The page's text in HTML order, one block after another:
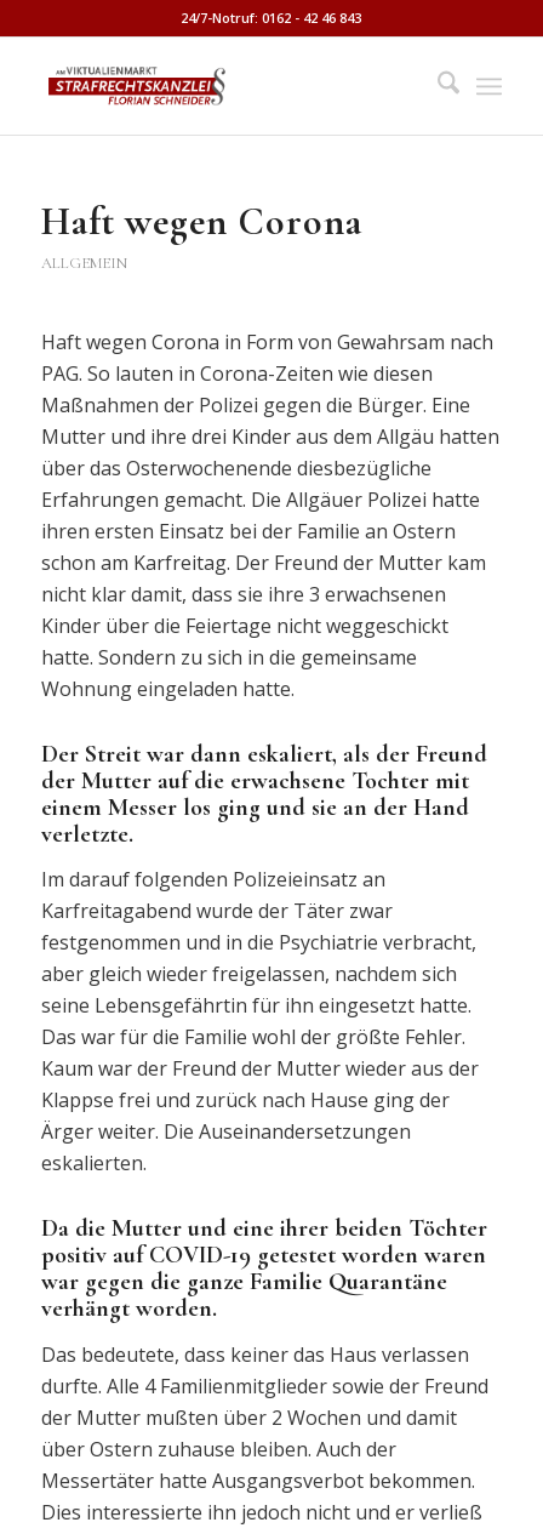
24/7-Notruf: 0162 - 42 46 843
Haft wegen Corona
ALLGEMEIN
Haft wegen Corona in Form von Gewahrsam nach
PAG. So lauten in Corona-Zeiten wie diesen
Maßnahmen der Polizei gegen die Bürger. Eine
Mutter und ihre drei Kinder aus dem Allgäu hatten
über das Osterwochenende diesbezügliche
Erfahrungen gemacht. Die Allgäuer Polizei hatte
ihren ersten Einsatz bei der Familie an Ostern
schon am Karfreitag. Der Freund der Mutter kam
nicht klar damit, dass sie ihre 3 erwachsenen
Kinder über die Feiertage nicht weggeschickt
hatte. Sondern zu sich in die gemeinsame
Wohnung eingeladen hatte.
Der Streit war dann eskaliert, als der Freund
der Mutter auf die erwachsene Tochter mit
einem Messer los ging und sie an der Hand
verletzte.
Im darauf folgenden Polizeieinsatz an
Karfreitagabend wurde der Täter zwar
festgenommen und in die Psychiatrie verbracht,
aber gleich wieder freigelassen, nachdem sich
seine Lebensgefährtin für ihn eingesetzt hatte.
Das war für die Familie wohl der größte Fehler.
Kaum war der Freund der Mutter wieder aus der
Klappse frei und zurück nach Hause ging der
Ärger weiter. Die Auseinandersetzungen
eskalierten.
Da die Mutter und eine ihrer beiden Töchter
positiv auf COVID-19 getestet worden waren
war gegen die ganze Familie Quarantäne
verhängt worden.
Das bedeutete, dass keiner das Haus verlassen
durfte. Alle 4 Familienmitglieder sowie der Freund
der Mutter mußten über 2 Wochen und damit
über Ostern zuhause bleiben. Auch der
Messertäter hatte Ausgangsverbot bekommen.
Dies interessierte ihn jedoch nicht und er verließ